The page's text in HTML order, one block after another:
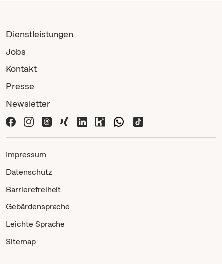
Dienstleistungen
Jobs
Kontakt
Presse
Newsletter
Impressum
Datenschutz
Barrierefreiheit
Gebärdensprache
Leichte Sprache
Sitemap